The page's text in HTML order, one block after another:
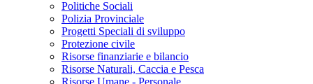
Politiche Sociali
Polizia Provinciale
Progetti Speciali di sviluppo
Protezione civile
Risorse finanziarie e bilancio
Risorse Naturali, Caccia e Pesca
Risorse Umane - Personale